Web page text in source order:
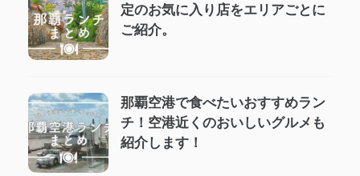
定のお気に入り店をエリアごとに
ご紹介。
那覇空港で食べたいおすすめラン
チ！空港近くのおいしいグルメも
紹介します！